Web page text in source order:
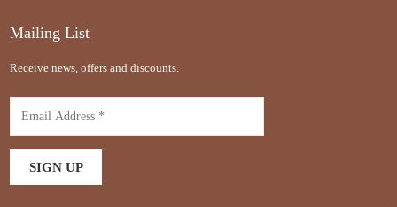
Mailing List
Receive news, offers and discounts.